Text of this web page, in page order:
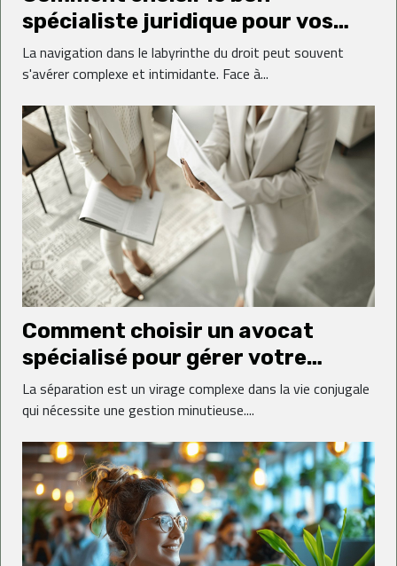
spécialiste juridique pour vos
besoins
La navigation dans le labyrinthe du droit peut souvent
s'avérer complexe et intimidante. Face à...
Comment choisir un avocat
spécialisé pour gérer votre
divorce efficacement
La séparation est un virage complexe dans la vie conjugale
qui nécessite une gestion minutieuse....